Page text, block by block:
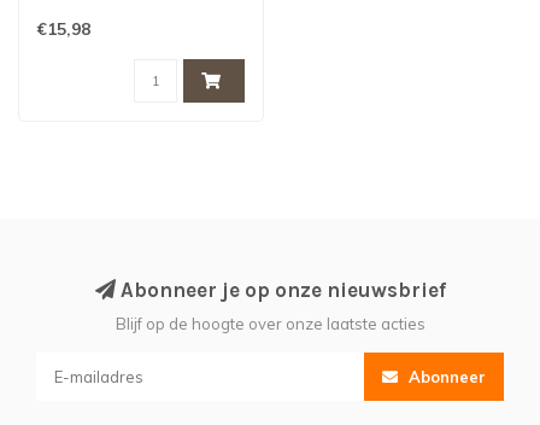
€15,98
Abonneer je op onze nieuwsbrief
Blijf op de hoogte over onze laatste acties
Abonneer